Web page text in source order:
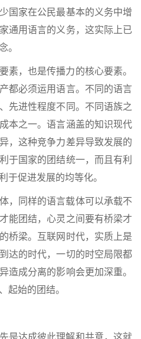
国家在公民最基本的义务中增
通用语言的义务，这实际上已
。
素，也是传播力的核心要素。
都必须运用语言。不同的语言
先进性程度不同。不同语族之
本之一。语言涵盖的知识现代
，这种竞争力差异导致发展的
于国家的团结统一，而且有利
于促进发展的均等化。
，同样的语言载体可以承载不
能团结，心灵之间要有桥梁才
桥梁。互联网时代，实质上是
达的时代，一切的时空局限都
造成分离的影响会更加深重。
起始的团结。
是达成彼此理解和共意，这就